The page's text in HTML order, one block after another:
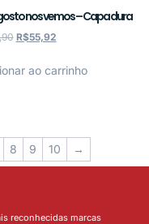
nos vemos – Capa dura
R$55,92
ao carrinho
8 9 10 →
reconhecidas marcas